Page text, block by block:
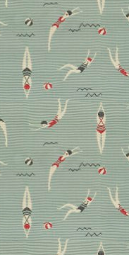
Das sind
Wir haben
auf die
gemacht.